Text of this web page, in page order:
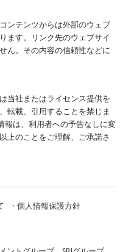
ンテンツからは外部のウェブ
ます。リンク先のウェブサイ
ん。その内容の信頼性などに
当社またはライセンス提供を
転載、引用することを禁じま
報は、利用者への予告なしに変
上のことをご理解、ご承諾さ
・ 個人情報保護方針